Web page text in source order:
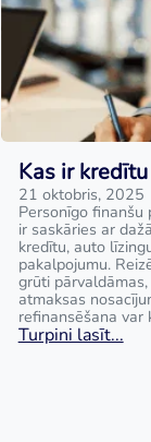
Kas ir
21 oktobris, 2025
Personīgo finanšu
ir saskāries ar
kredītu, auto
pakalpojumu.
grūti
atmaksas
refinansēšana
Turpini lasīt...